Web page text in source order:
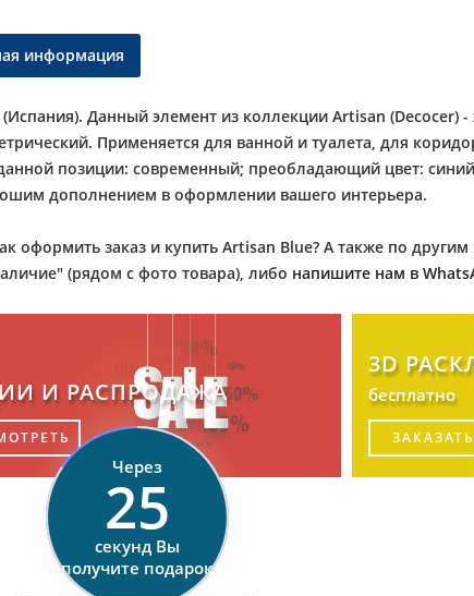
информация
Данный элемент из коллекции Artisan (Decocer) -
Применяется для ванной и туалета, для
позиции: современный; преобладающий цвет:
дополнением в оформлении вашего интерьера.
оформить заказ и купить Artisan Blue? А также по
(рядом с фото товара), либо напишите нам в
И РАСПРОДАЖА
3D
бесплатно
ЗАКАЗАТЬ
×
Через
24
секунд Вы
получите подарок